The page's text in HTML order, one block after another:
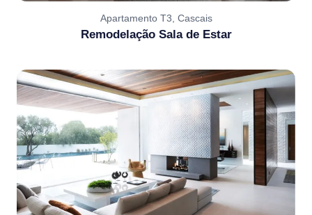
Apartamento T3, Cascais
Remodelação Sala de Estar